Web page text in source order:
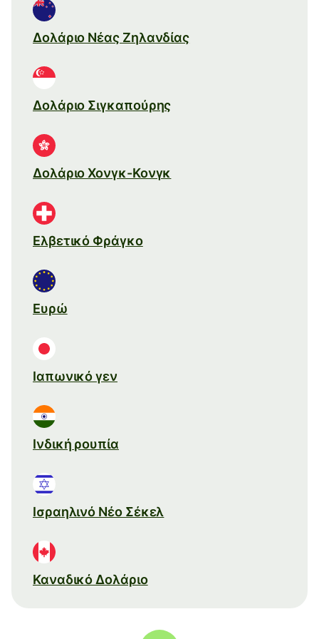
Δολάριο Νέας Ζηλανδίας
Δολάριο Σιγκαπούρης
Δολάριο Χονγκ-Κονγκ
Ελβετικό Φράγκο
Ευρώ
Ιαπωνικό γεν
Ινδική ρουπία
Ισραηλινό Νέο Σέκελ
Καναδικό Δολάριο